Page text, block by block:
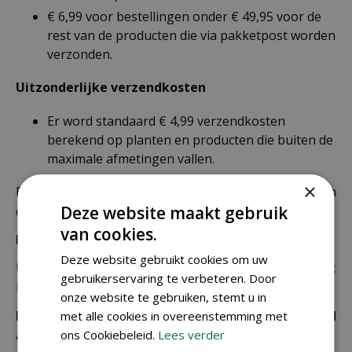
€ 6,99 voor bestellingen onder € 49,95 voor de
rest van de producten die via pakketpost worden
verzonden.
Uitzonderlijke verzendkosten
Er word standaard € 4,99 verzendkosten
berekend op planten en producten die buiten de
maximale afmetingen vallen.
De juiste verzendkosten worden in de laatste stap van
de winkelwagen berekend.
Bezorgkosten overige landen:
Uiteraard verzenden wij ook buiten Nederland,
bekijk
hier de verzendkosten.
Let op: extra kosten bij niet ophalen of verkeerd
adres
×
Deze website maakt gebruik
van cookies.
Deze website gebruikt cookies om uw
gebruikerservaring te verbeteren. Door
onze website te gebruiken, stemt u in
met alle cookies in overeenstemming met
ons Cookiebeleid. Lees verder